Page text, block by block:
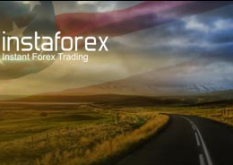
akaun segera
Pedagang
Baru
Untuk Pelabur